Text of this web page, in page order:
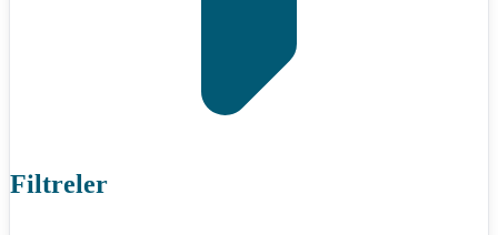
Filtreler